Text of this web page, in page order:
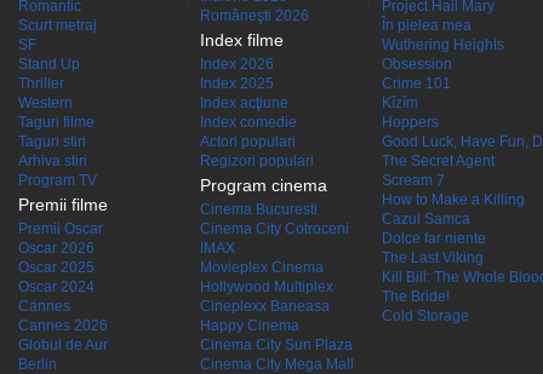
Romantic
Scurt metraj
SF
Stand Up
Thriller
Western
Taguri filme
Taguri stiri
Arhiva stiri
Program TV
Premii filme
Premii Oscar
Oscar 2026
Oscar 2025
Oscar 2024
Cannes
Cannes 2026
Globul de Aur
Berlin
Româneşti 2026
Index filme
Index 2026
Index 2025
Index acţiune
Index comedie
Actori populari
Regizori populari
Program cinema
Cinema Bucuresti
Cinema City Cotroceni
IMAX
Movieplex Cinema
Hollywood Multiplex
Cineplexx Baneasa
Happy Cinema
Cinema City Sun Plaza
Cinema City Mega Mall
Project Hail Mary
În pielea mea
Wuthering Heights
Obsession
Crime 101
Kîzîm
Hoppers
Good Luck, Have Fun,
The Secret Agent
Scream 7
How to Make a Killing
Cazul Samca
Dolce far niente
The Last Viking
Kill Bill: The Whole
The Bride!
Cold Storage